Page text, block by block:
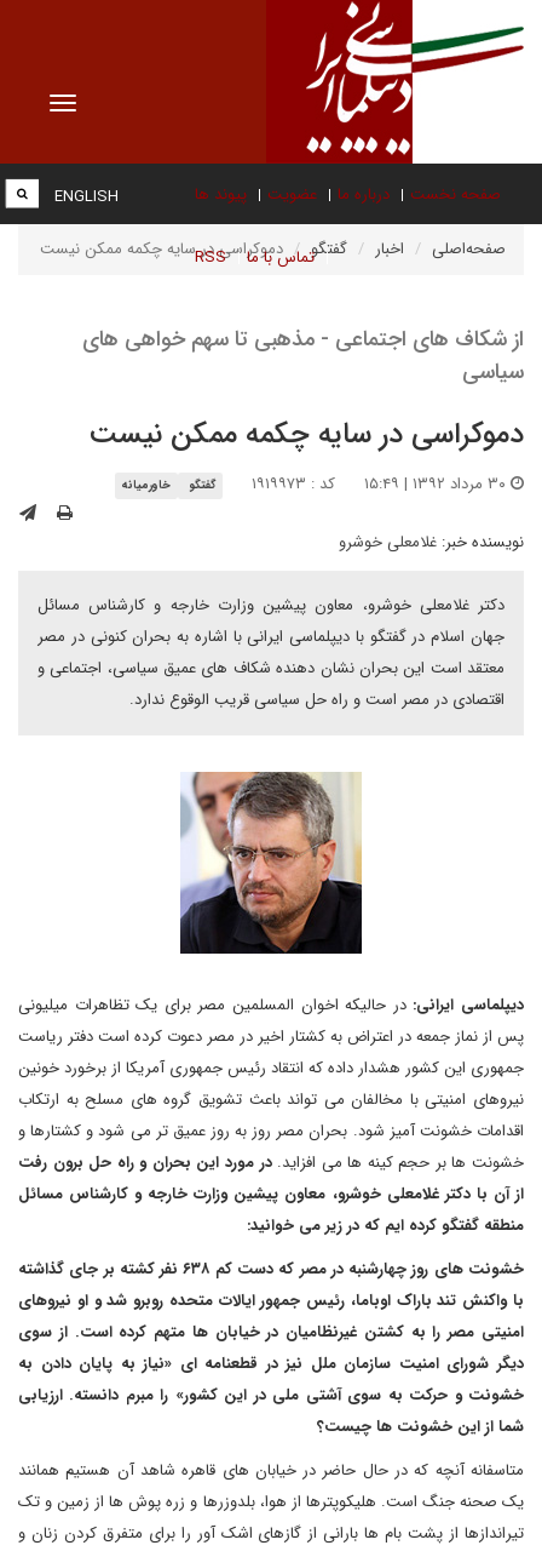
Toggle
صفحه نخست درباره ما عضویت پیوند ها
تماس با ما RSS
ENGLISH
صفحه‌اصلی اخبار گفتگو دموکراسی در سایه چکمه ممکن نیست
از شکاف های اجتماعی - مذهبی تا سهم خواهی های
سیاسی
دموکراسی در سایه چکمه ممکن نیست
کد : ۱۹۱۹۹۷۳ گفتگو خاورمیانه
نویسنده خبر: غلامعلی خوشرو
دکتر غلامعلی خوشرو، معاون پیشین وزارت خارجه و کارشناس مسائل
جهان اسلام در گفتگو با دیپلماسی ایرانی با اشاره به بحران کنونی در مصر
معتقد است این بحران نشان دهنده شکاف های عمیق سیاسی، اجتماعی و
اقتصادی در مصر است و راه حل سیاسی قریب الوقوع ندارد.
دیپلماسی ایرانی:در حالیکه اخوان المسلمین مصر برای یک تظاهرات میلیونی
پس از نماز جمعه در اعتراض به کشتار اخیر در مصر دعوت کرده است دفتر ریاست
جمهوری این کشور هشدار داده که انتقاد رئیس جمهوری آمریکا از برخورد خونین
نیروهای امنیتی با مخالفان می تواند باعث تشویق گروه های مسلح به ارتکاب
اقدامات خشونت آمیز شود. بحران مصر روز به روز عمیق تر می شود و کشتارها و
خشونت ها بر حجم کینه ها می افزاید. در مورد این بحران و راه حل برون رفت
از آن با دکتر غلامعلی خوشرو، معاون پیشین وزارت خارجه و کارشناس مسائل
منطقه گفتگو کرده ایم که در زیر می خوانید:
خشونت های روز چهارشنبه در مصر که دست کم ۶۳۸ نفر کشته بر جای گذاشته
با واکنش تند باراک اوباما، رئیس جمهور ایالات متحده روبرو شد و او نیروهای
امنیتی مصر را به کشتن غیرنظامیان در خیابان ها متهم کرده است. از سوی
دیگر شورای امنیت سازمان ملل نیز در قطعنامه ای «نیاز به پایان دادن به
خشونت و حرکت به سوی آشتی ملی در این کشور» را مبرم دانسته. ارزیابی
شما از این خشونت ها چیست؟
متاسفانه آنچه که در حال حاضر در خیابان های قاهره شاهد آن هستیم همانند
یک صحنه جنگ است. هلیکوپترها از هوا، بلدوزرها و زره پوش ها از زمین و تک
تیراندازها از پشت بام ها بارانی از گازهای اشک آور را برای متفرق کردن زنان و